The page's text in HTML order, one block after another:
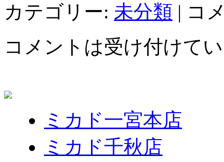
カテゴリー: 未分類 | コ
コメントは受け付けて
ミカド一宮本店
ミカド千秋店